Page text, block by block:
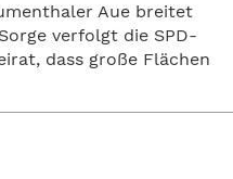
Aue breitet
verfolgt die SPD-
dass große Flächen